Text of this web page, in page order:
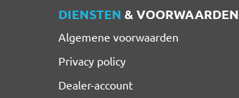
DIENSTEN & VOORWAARDEN
Algemene voorwaarden
Privacy policy
Dealer-account